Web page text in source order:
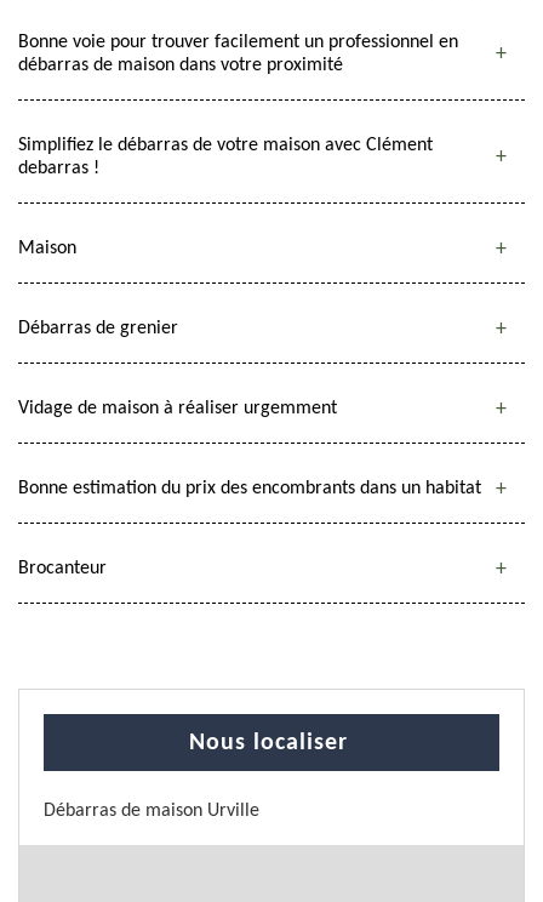
Bonne voie pour trouver facilement un professionnel en
débarras de maison dans votre proximité
Simplifiez le débarras de votre maison avec Clément
debarras !
Maison
Débarras de grenier
Vidage de maison à réaliser urgemment
Bonne estimation du prix des encombrants dans un habitat
Brocanteur
Nous localiser
Débarras de maison Urville